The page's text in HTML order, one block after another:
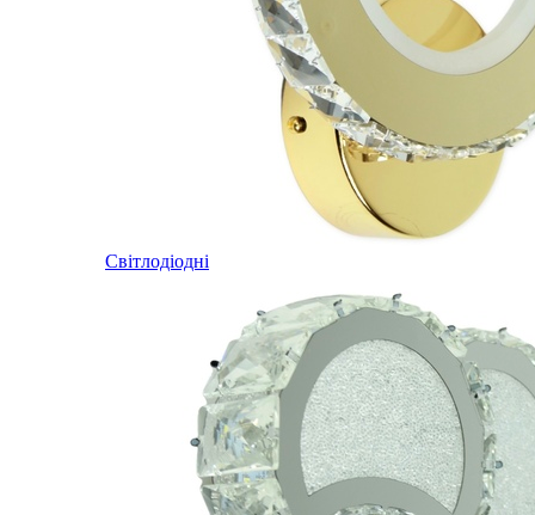
Світлодіодні